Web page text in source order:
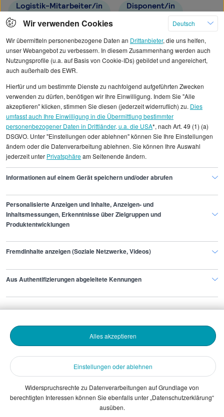
Logistik-Mitarbeiter/in Disponent/in
Exportkaufmann/frau Logistik-Assistent/in
Alle angezeigten Gehaltsdaten beruhen auf
statistischen Erhebungen durch StepStone. Es sind
Durchschnittswerte und die Angaben können nicht
einzelnen Stellenangeboten zugeordnet werden.
Finde den Job,
der zu dir passt.
Stepstone
Bewerbende
The Stepstone Group GmbH © 2026
Wir verwenden Cookies
Deutsch
Wir übermitteln personenbezogene Daten an Drittanbieter, die uns helfen,
unser Webangebot zu verbessern. In diesem Zusammenhang werden auch
Nutzungsprofile (u.a. auf Basis von Cookie-IDs) gebildet und angereichert,
auch außerhalb des EWR.
Hierfür und um bestimmte Dienste zu nachfolgend aufgeführten Zwecken
verwenden zu dürfen, benötigen wir Ihre Einwilligung. Indem Sie "Alle
akzeptieren" klicken, stimmen Sie diesen (jederzeit widerruflich) zu. Dies
umfasst auch Ihre Einwilligung in die Übermittlung bestimmter
personenbezogener Daten in Drittländer, u.a. die USA*, nach Art. 49 (1) (a)
DSGVO. Unter "Einstellungen oder ablehnen" können Sie Ihre Einstellungen
ändern oder die Datenverarbeitung ablehnen. Sie können Ihre Auswahl
jederzeit unter Privatsphäream Seitenende ändern.
Informationen auf einem Gerät speichern und/oder abrufen
Personalisierte Anzeigen und Inhalte, Anzeigen- und
Inhaltsmessungen, Erkenntnisse über Zielgruppen und
Produktentwicklungen
Fremdinhalte anzeigen (Soziale Netzwerke, Videos)
Aus Authentifizierungen abgeleitete Kennungen
Einstellungen oder ablehnen
Alles akzeptieren
Widerspruchsrechte zu Datenverarbeitungen auf Grundlage von
berechtigten Interessen können Sie ebenfalls unter „Datenschutzerklärung“
ausüben.